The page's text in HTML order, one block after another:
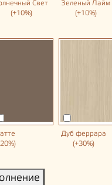
Свет
(+10%)
Зеленый Лайм
(+10%)
Дуб феррара
(+30%)